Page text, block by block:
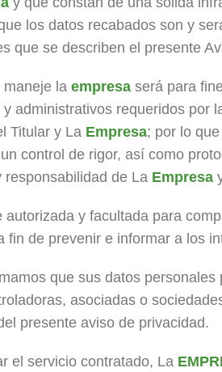
los datos recabados son y
que se describen el presente
maneje la empresa será para
administrativos requeridos
Titular y La Empresa; por lo
control de rigor, así como
de La Empresa
autorizada y facultada para
fin de prevenir e informar a los
que sus datos
asociadas o
presente aviso de privacidad.
el servicio contratado, La